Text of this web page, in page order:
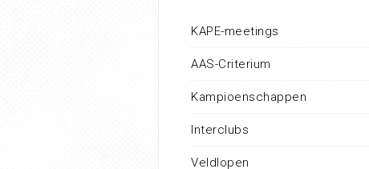
KAPE-meetings
AAS-Criterium
Kampioenschappen
Interclubs
Veldlopen